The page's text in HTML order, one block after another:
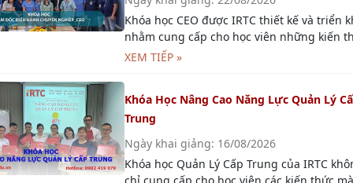
Khóa học Kỹ Năng Giám Sát Công việc
quả
Ngày khai giảng: 20/08/2026
Khóa đào tạo Kỹ năng giám sát công việc
học viên hiểu được ý nghĩa và tầm quan
của việc giám sát cũng như đào tạo cho học
viên những kỹ năng, cách thức và phong
phù hợp để có thể triển khai giám sát tại
doanh nghiệp một cách hiệu quả nhất.
XEM TIẾP »
Khóa Học Kỹ Năng Giao Tiếp Chuyên